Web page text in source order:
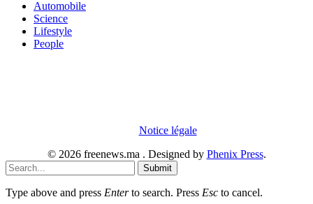
Automobile
Science
Lifestyle
People
Notice légale.
© 2026 freenews.ma . Designed by Phenix Press.
Submit
Type above and press Enterto search. Press Esc to cancel.